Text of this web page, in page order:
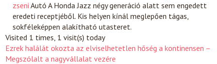
zseni Autó A Honda Jazz négy generáció alatt sem engedett
eredeti receptjéből. Kis helyen kínál meglepően tágas,
sokféleképpen alakítható utasteret.
Visited 1 times, 1 visit(s) today
Ezrek halálát okozta az elviselhetetlen hőség a kontinensen –
Megszólalt a nagyvállalat vezére